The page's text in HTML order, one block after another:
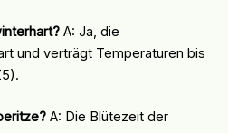
A: Ja, die
und verträgt Temperaturen bis
A: Die Blütezeit der